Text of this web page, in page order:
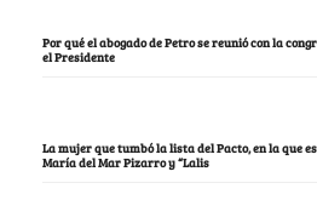
Por qué el abogado de Petro se reunió con la
el Presidente
La mujer que tumbó la lista del Pacto, en la que
María del Mar Pizarro y “Lalis